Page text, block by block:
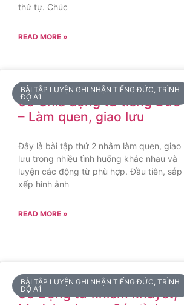
thứ tự. Chúc
READ MORE »
BÀI TẬP LUYỆN GHI NHẬN TIẾNG ĐỨC, TRÌNH
ĐỘ A1
05 Chia động từ tiếng Đức
– Làm quen, giao lưu
Đây là bài tập thứ 2 nhằm làm quen, giao
lưu trong nhiều tình huống khác nhau và
luyện các động từ phù hợp. Đầu tiên, sắp
xếp hình ảnh
READ MORE »
BÀI TẬP LUYỆN GHI NHẬN TIẾNG ĐỨC, TRÌNH
ĐỘ A1
09 Động từ khiếm khuyết,